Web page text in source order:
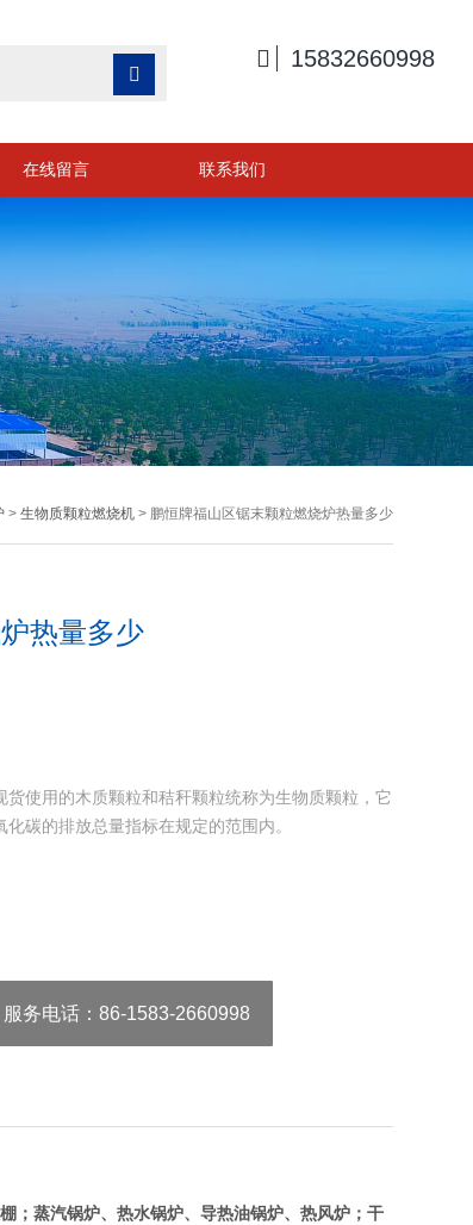

 15832660998
在线留言 联系我们
> 生物质颗粒燃烧机> 鹏恒牌福山区锯末颗粒燃烧炉热量多少
热量多少
使用的木质颗粒和秸秆颗粒统称为生物质颗粒，它
碳的排放总量指标在规定的范围内。
服务电话：86-1583-2660998
；蒸汽锅炉、热水锅炉、导热油锅炉、热风炉；干